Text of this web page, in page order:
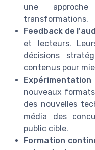
une
transformations.
Feedback de
et lecteurs.
décisions
contenus pour
Expérimentation
nouveaux
des nouvelles
média des
public cible.
Formation